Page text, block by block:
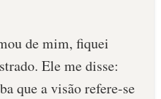
de mim, fiquei
Ele me disse:
que a visão refere-se